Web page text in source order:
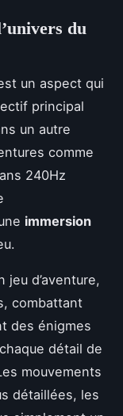
du
un aspect qui
principal
un autre
comme
240Hz
immersion
jeu d’aventure,
combattant
des énigmes
détail de
mouvements
détaillées, les